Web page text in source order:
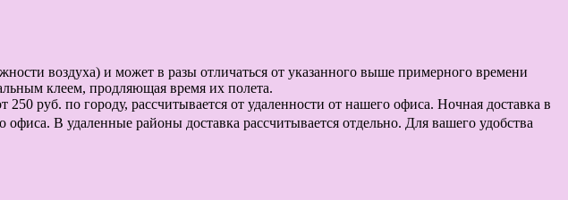
воздуха) и может в разы отличаться от указанного выше примерного времени
клеем, продляющая время их полета.
руб. по городу, рассчитывается от удаленности от нашего офиса. Ночная доставка в
В удаленные районы доставка рассчитывается отдельно. Для вашего удобства